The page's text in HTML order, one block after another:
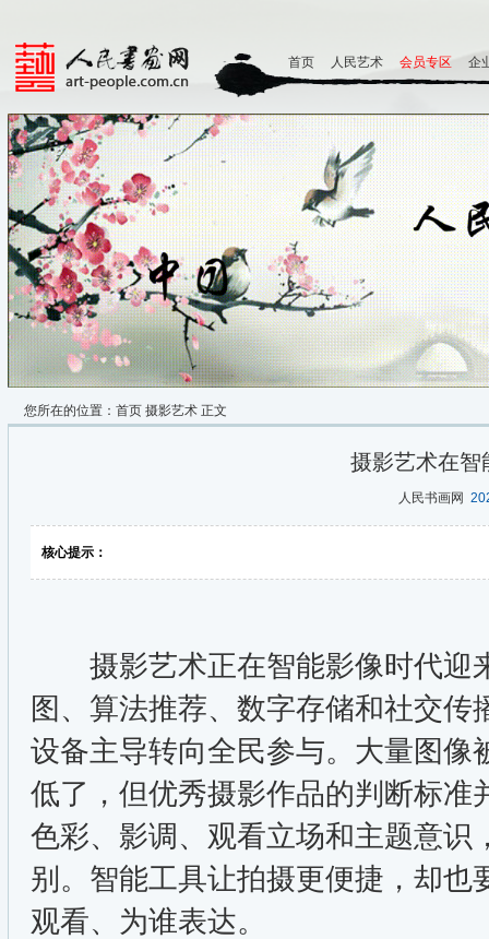
首页 人民艺术 会员专区 企
您所在的位置： 首页 摄影艺术 正文
摄影艺术在智
人民书画网
核心提示：
摄影艺术正在智能影像时代迎
图、算法推荐、数字存储和社交
设备主导转向全民参与。大量图
低了，但优秀摄影作品的判断标
色彩、影调、观看立场和主题意
别。智能工具让拍摄更便捷，却
观看、为谁表达。